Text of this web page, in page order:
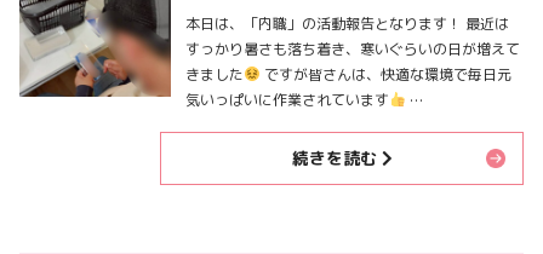
本日は、「内職」の活動報告となります！ 最近は
すっかり暑さも落ち着き、寒いぐらいの日が増えて
きました
ですが皆さんは、快適な環境で毎日元
気いっぱいに作業されています
…
続きを読む